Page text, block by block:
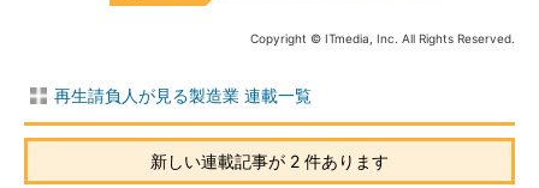
Copyright © ITmedia, Inc. All Rights Reserved.
再生請負人が見る製造業 連載一覧
新しい連載記事が 2 件あります